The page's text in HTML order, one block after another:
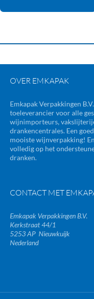
OVER EMKAPAK
Emkapak Verpakkingen
toeleverancier voor alle
wijnimporteurs,
drankencentrales. Een
mooiste wijnverpakking!
volledig op het
dranken.
CONTACT MET
Emkapak Verpakkingen B.V.
Kerkstraat 44/1
5253 AP Nieuwkuijk
Nederland